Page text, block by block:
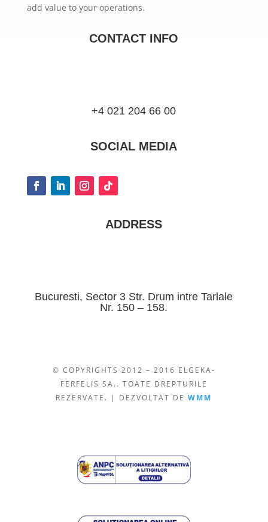
add value to your operations.
CONTACT INFO
+4 021 204 66 00
SOCIAL MEDIA
ADDRESS
Bucuresti, Sector 3 Str. Drum intre Tarlale
Nr. 150 – 158.
© COPYRIGHTS 2012 – 2016 ELGEKA-
FERFELIS SA.. TOATE DREPTURILE
REZERVATE. | DEZVOLTAT DEWMM